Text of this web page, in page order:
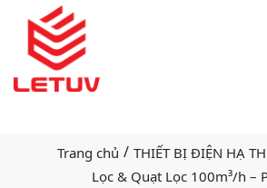
Trang chủ / THIẾT BỊ ĐIỆN HẠ
Lọc & Quạt Lọc 100m³/h –